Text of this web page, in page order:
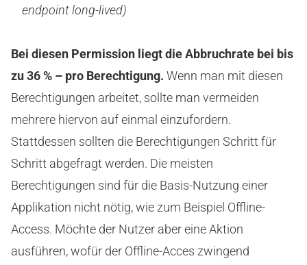
endpoint long-lived)
Bei diesen Permission liegt die Abbruchrate bei bis
zu 36 % – pro Berechtigung. Wenn man mit diesen
Berechtigungen arbeitet, sollte man vermeiden
mehrere hiervon auf einmal einzufordern.
Stattdessen sollten die Berechtigungen Schritt für
Schritt abgefragt werden. Die meisten
Berechtigungen sind für die Basis-Nutzung einer
Applikation nicht nötig, wie zum Beispiel Offline-
Access. Möchte der Nutzer aber eine Aktion
ausführen, wofür der Offline-Acces zwingend